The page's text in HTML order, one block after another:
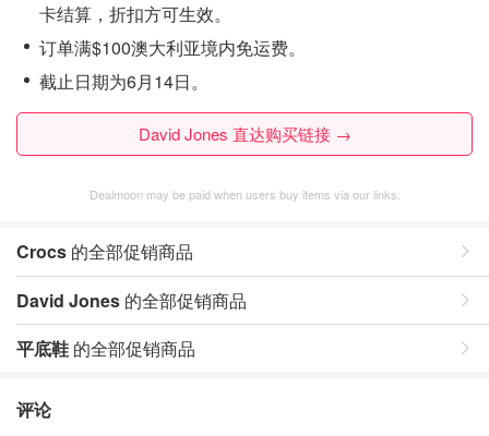
卡结算，折扣方可生效。
订单满$100澳大利亚境内免运费。
截止日期为6月14日。
David Jones 直达购买链接 →
Dealmoon may be paid when users buy items via our links.
Crocs 的全部促销商品
David Jones 的全部促销商品
平底鞋 的全部促销商品
评论